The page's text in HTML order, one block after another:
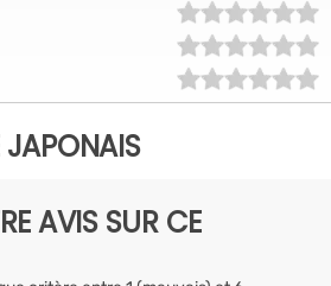
AVIS SUR CE